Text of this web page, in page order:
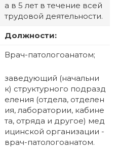
а в 5 лет в течение всей
трудовой деятельности.
Должности:
Врач-патологоанатом;
заведующий (начальни
к) структурного подразд
еления (отдела, отделен
ия, лаборатории, кабине
та, отряда и другое) мед
ицинской организации -
врач-патологоанатом.